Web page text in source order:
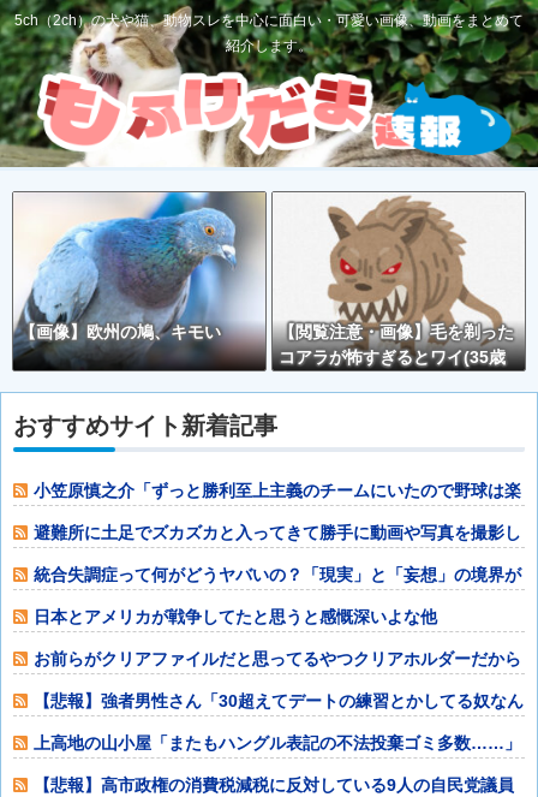
5ch（2ch）の犬や猫、動物スレを中心に面白い・可愛い画像、動画をまとめて
紹介します。
【画像】欧州の鳩、キモい
【閲覧注意・画像】毛を剃った
コアラが怖すぎるとワイ(35歳
おすすめサイト新着記事
小笠原慎之介「ずっと勝利至上主義のチームにいたので野球は楽
しくない。たま
避難所に土足でズカズカと入ってきて勝手に動画や写真を撮影し
たメディア取材
統合失調症って何がどうヤバいの？「現実」と「妄想」の境界が
崩れるってマジ
日本とアメリカが戦争してたと思うと感慨深いよな他
お前らがクリアファイルだと思ってるやつクリアホルダーだから
な？他
【悲報】強者男性さん「30超えてデートの練習とかしてる奴なん
なんだ？普通
上高地の山小屋「またもハングル表記の不法投棄ゴミ多数……」
→韓国メディア
【悲報】高市政権の消費税減税に反対している9人の自民党議員